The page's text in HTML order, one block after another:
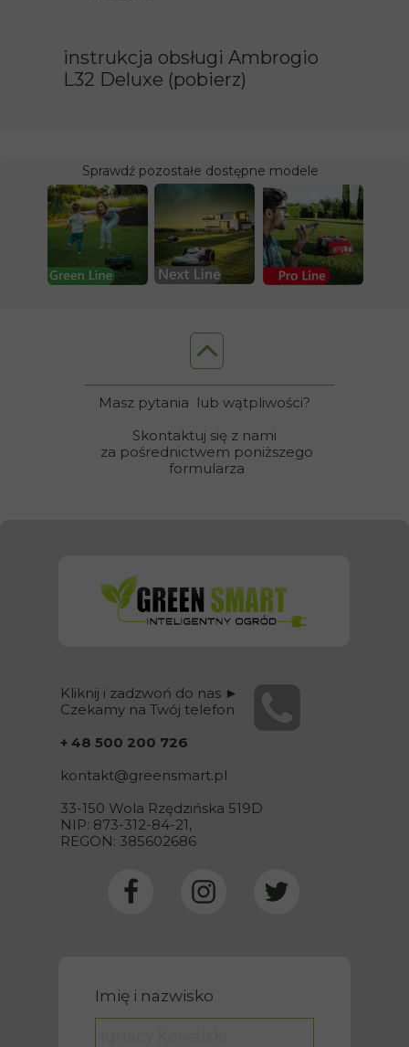
Sprawdź pozostałe dostępne modele
Masz pytania lub wątpliwości?
Skontaktuj się z nami
za pośrednictwem poniższego
formularza
instrukcja obsługi Ambrogio
L32 Deluxe (pobierz)
Imię i nazwisko
Kliknij i zadzwoń do nas ►
Czekamy na Twój telefon
+ 48 500 200 726
kontakt@greensmart.pl
33-150 Wola Rzędzińska 519D
NIP: 873-312-84-21,
REGON: 385602686